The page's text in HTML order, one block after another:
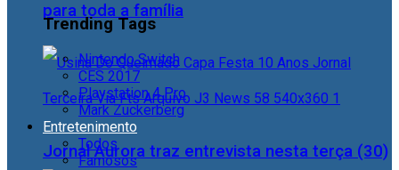
para toda a família
Jornal Aurora traz entrevista nesta terça (30)
Trending Tags
Nintendo Switch
CES 2017
Playstation 4 Pro
Mark Zuckerberg
Entretenimento
Todos
Famosos